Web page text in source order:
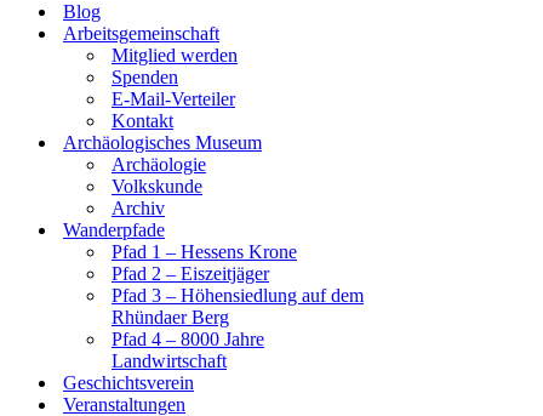
Blog
Arbeitsgemeinschaft
Mitglied werden
Spenden
E-Mail-Verteiler
Kontakt
Archäologisches Museum
Archäologie
Volkskunde
Archiv
Wanderpfade
Pfad 1 – Hessens Krone
Pfad 2 – Eiszeitjäger
Pfad 3 – Höhensiedlung auf dem
Rhündaer Berg
Pfad 4 – 8000 Jahre
Landwirtschaft
Geschichtsverein
Veranstaltungen